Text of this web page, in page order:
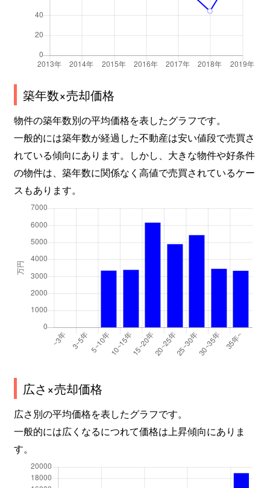
築年数×売却価格
物件の築年数別の平均価格を表したグラフです。
一般的には築年数が経過した不動産は安い値段で売買さ
れている傾向にあります。しかし、大きな物件や好条件
の物件は、築年数に関係なく高値で売買されているケー
スもあります。
広さ×売却価格
広さ別の平均価格を表したグラフです。
一般的には広くなるにつれて価格は上昇傾向にありま
す。